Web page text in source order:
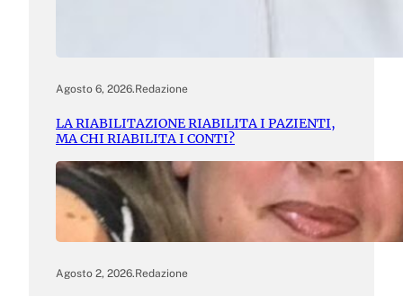
Agosto 6, 2026.Redazione
LA RIABILITAZIONE RIABILITA I PAZIENTI,
MA CHI RIABILITA I CONTI?
Agosto 2, 2026.Redazione